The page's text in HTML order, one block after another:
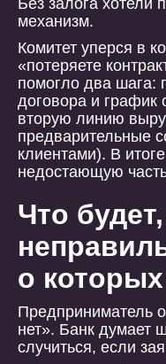
Без залога хотели
механизм.
Комитет уперся в
«потеряете
помогло два шага:
договора и график
вторую линию
предварительные
клиентами). В
недостающую
Что
о
Предприниматель
нет». Банк думает
случиться, если